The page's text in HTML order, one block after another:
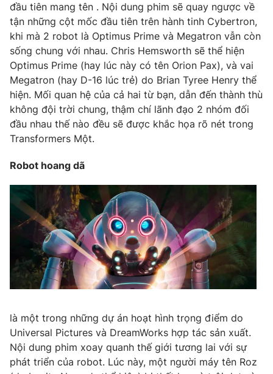
® Cấm sao chép dưới mọi hình thức nếu không có sự chấp
thuận bằng văn bản. Ghi rõ nguồn VTV.vn khi phát hành lại
thông tin từ website này.
đầu tiên mang tên . Nội dung phim sẽ quay ngược về
tận những cột mốc đầu tiên trên hành tinh Cybertron,
khi mà 2 robot là Optimus Prime và Megatron vẫn còn
sống chung với nhau. Chris Hemsworth sẽ thể hiện
Optimus Prime (hay lúc này có tên Orion Pax), và vai
Megatron (hay D-16 lúc trẻ) do Brian Tyree Henry thể
hiện. Mối quan hệ của cả hai từ bạn, dẫn đến thành thù
không đội trời chung, thậm chí lãnh đạo 2 nhóm đối
đầu nhau thế nào đều sẽ được khắc họa rõ nét trong
Transformers Một.
Robot hoang dã
là một trong những dự án hoạt hình trọng điểm do
Universal Pictures và DreamWorks hợp tác sản xuất.
Nội dung phim xoay quanh thế giới tương lai với sự
phát triển của robot. Lúc này, một người máy tên Roz